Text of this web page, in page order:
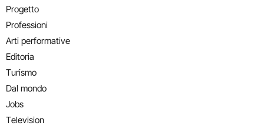
Progetto
Professioni
Arti performative
Editoria
Turismo
Dal mondo
Jobs
Television